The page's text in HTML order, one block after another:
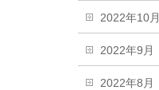
2022年10月
2022年9月
2022年8月